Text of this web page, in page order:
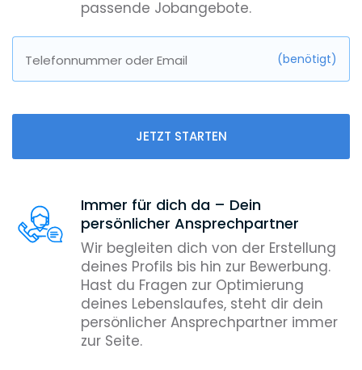
passende Jobangebote.
Telefonnummer oder Email (benötigt)
JETZT STARTEN
Immer für dich da – Dein
persönlicher Ansprechpartner
Wir begleiten dich von der Erstellung
deines Profils bis hin zur Bewerbung.
Hast du Fragen zur Optimierung
deines Lebenslaufes, steht dir dein
persönlicher Ansprechpartner immer
zur Seite.